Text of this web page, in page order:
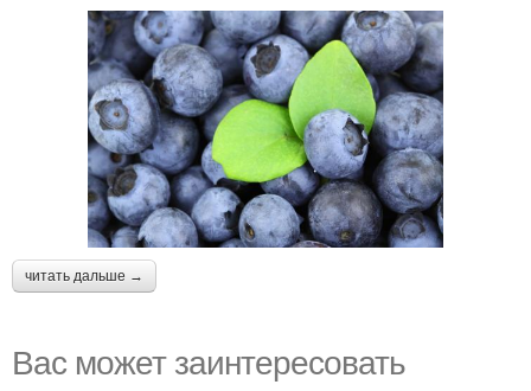
читать дальше →
Вас может заинтересовать